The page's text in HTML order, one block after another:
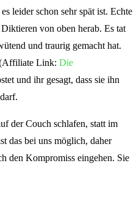
leider schon sehr spät ist. Echte
von oben herab. Es tat
und traurig gemacht hat.
Link: Die
und ihr gesagt, dass sie ihn
der Couch schlafen, statt im
das bei uns möglich, daher
den Kompromiss eingehen. Sie